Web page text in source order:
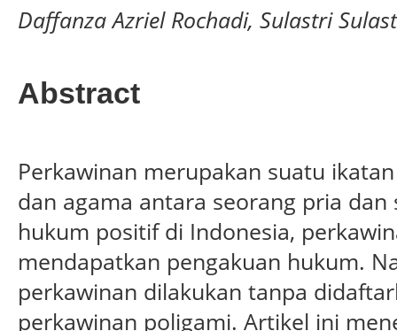
Daffanza Azriel Rochadi, Sulastri
Abstract
Perkawinan merupakan suatu
dan agama antara seorang pria
hukum positif di Indonesia,
mendapatkan pengakuan hukum.
perkawinan dilakukan tanpa
perkawinan poligami. Artikel ini